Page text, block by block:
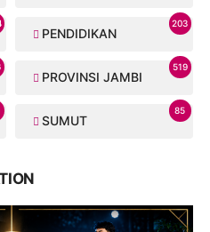
PENDIDIKAN
203
PROVINSI JAMBI
519
SUMUT
85